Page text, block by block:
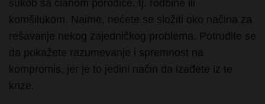
rešavanje nekog zajedničkog problema. Potrudite se
da pokažete razumevanje i spremnost na
kompromis, jer je to jedini način da izađete iz te
krize.